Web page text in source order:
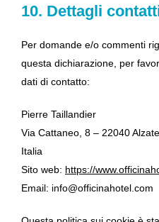
10. Dettagli
Per domande e/o commenti
questa dichiarazione, per
dati di contatto:
Pierre Taillandier
Via Cattaneo, 8 – 22040
Italia
Sito web: https://
Email: info@officinahotel.com